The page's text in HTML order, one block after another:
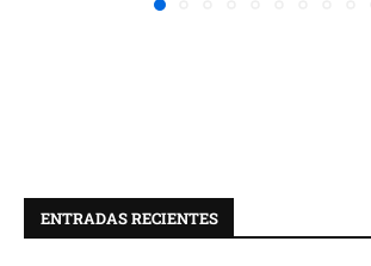
ENTRADAS RECIENTES